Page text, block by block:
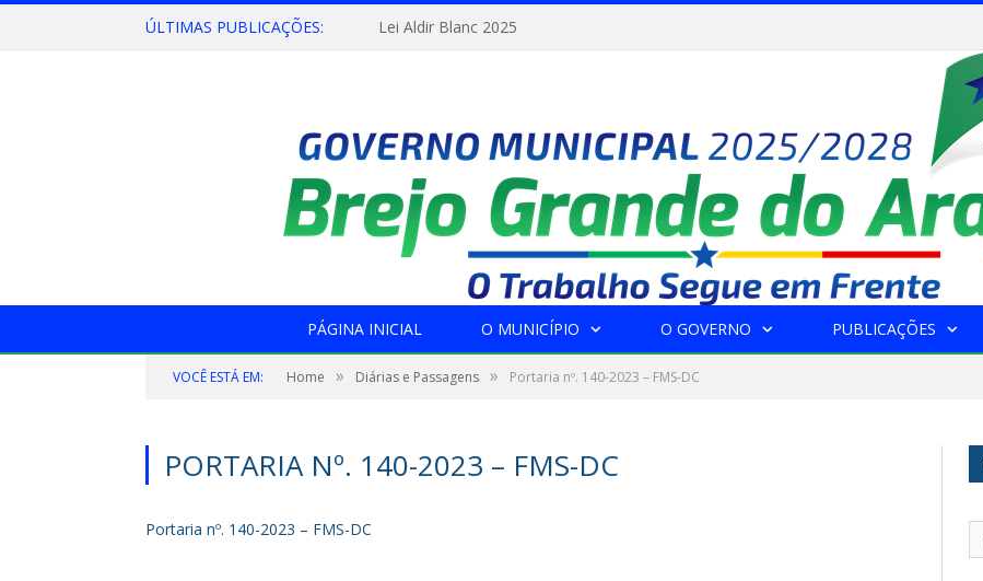
ÚLTIMAS PUBLICAÇÕES: Lei Aldir Blanc 2025
PÁGINA INICIAL O MUNICÍPIO O GOVERNO PUBLICAÇÕES
VOCÊ ESTÁ EM: Home » Diárias e Passagens » Portaria nº. 140-2023 – FMS-DC
PORTARIA Nº. 140-2023 – FMS-DC
Portaria nº. 140-2023 – FMS-DC